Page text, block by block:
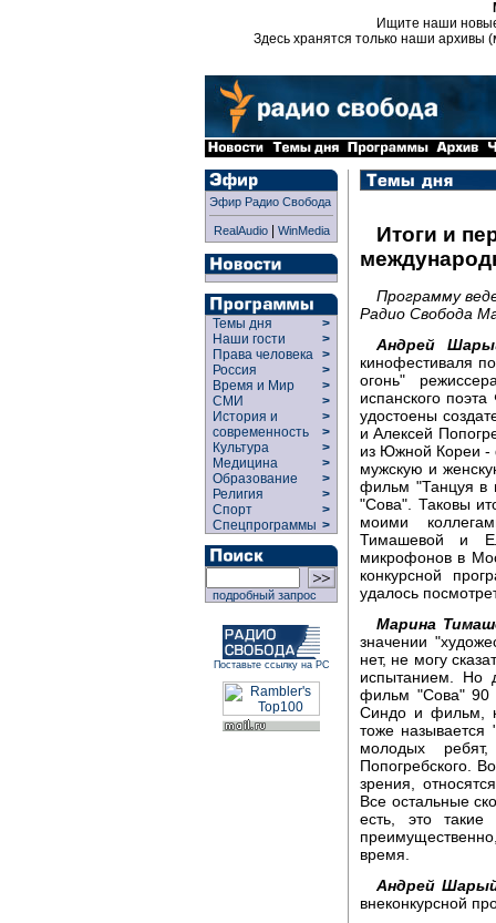
Ищите наши
Здесь хранятся только наши архивы
Эфир Радио Свобода
RealAudio| WinMedia
Темы дня
>
Наши гости
>
Права человека >
Россия
>
Время и Мир
>
СМИ
>
История и
современность
>
>
Культура
>
Медицина
>
Образование
>
Религия
>
Спорт
>
Спецпрограммы >
подробный запрос
Поставьте ссылку на РС
Итоги и
Программу
Радио Свобода
Андрей
кинофестиваля
огонь"
испанского
удостоены
и Алексей
из Южной Кореи -
мужскую и
фильм "Танцуя в
"Сова". Таковы
моими
Тимашевой и
микрофонов в
конкурсной
удалось
Марина
значении
нет, не могу
испытанием. Но
фильм "Сова" 90
Синдо и фильм,
тоже называется
молодых
Попогребского.
зрения,
Все остальные
есть, это
время.
Андрей
внеконкурсной